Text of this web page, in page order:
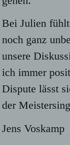
Bei Julien
noch ganz
unsere
ich immer
Dispute lässt
der
Jens Voskamp